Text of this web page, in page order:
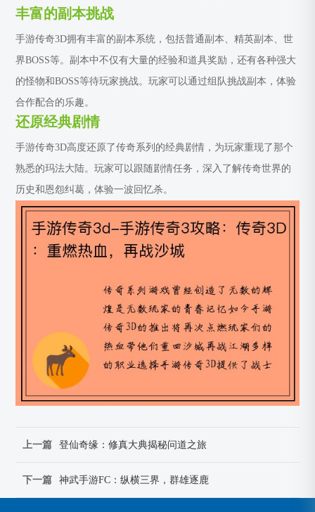
丰富的副本挑战
手游传奇3D拥有丰富的副本系统，包括普通副本、精英副本、世
界BOSS等。副本中不仅有大量的经验和道具奖励，还有各种强大
的怪物和BOSS等待玩家挑战。玩家可以通过组队挑战副本，体验
合作配合的乐趣。
还原经典剧情
手游传奇3D高度还原了传奇系列的经典剧情，为玩家重现了那个
熟悉的玛法大陆。玩家可以跟随剧情任务，深入了解传奇世界的
历史和恩怨纠葛，体验一波回忆杀。
上一篇 登仙奇缘：修真大典揭秘问道之旅
下一篇 神武手游FC：纵横三界，群雄逐鹿